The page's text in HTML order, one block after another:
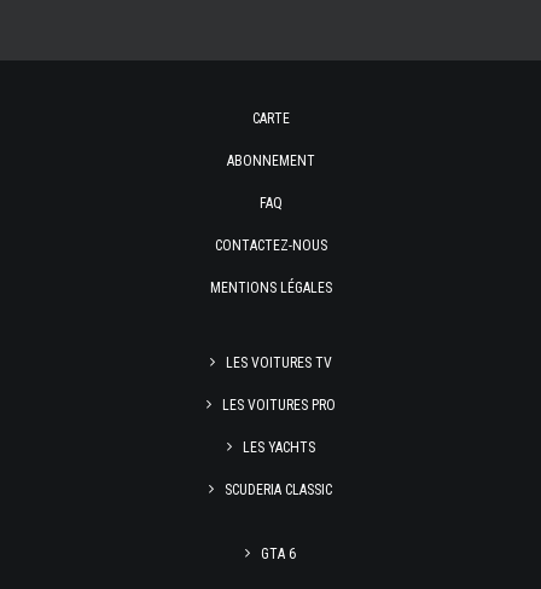
CARTE
ABONNEMENT
FAQ
CONTACTEZ-NOUS
MENTIONS LÉGALES
LES VOITURES TV
LES VOITURES PRO
LES YACHTS
SCUDERIA CLASSIC
GTA 6